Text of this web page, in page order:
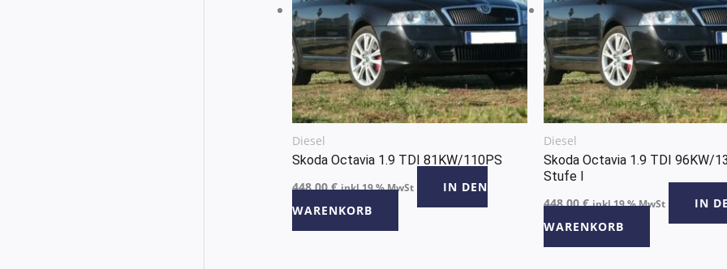
Diesel
Skoda Octavia 1.9 TDI 81KW/110PS
448,00€ inkl 19 % MwSt
IN DEN
WARENKORB
Diesel
Skoda Octavia 1.9 TDI 96KW/
Stufe I
448,00€ inkl 19 % MwSt
IN
WARENKORB